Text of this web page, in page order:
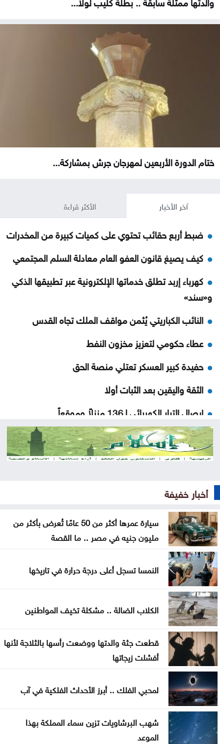
ختام الدورة الأربعين لمهرجان جرش بمشاركة...
آخر الأخبار الأكثر قراءة
ضبط أربع حقائب تحتوي على كميات كبيرة من المخدرات
كيف يصيغ قانون العفو العام معادلة السلم المجتمعي
كهرباء إربد تطلق خدماتها الإلكترونية عبر تطبيقها الذكي
و«سند»
النائب الكباريتي يُثمن مواقف الملك تجاه القدس
عطاء حكومي لتعزيز مخزون النفط
حفيدة كبير العسكر تعتلي منصة الحق
الثقة واليقين بعد الثبات أولا
إيصال التيار الكهربائي لـ136 منزلاً وموقعاً
الحكومة تؤكد حرصها على عدم تعطيل الحياة العامة
حملة أمنية في اليمن عقب اغتيال قائد عسكري
فلسطين النيابية تؤكد أهمية لقاء الملك واللجنة الوزارية
العربية
اللواء المعايطة يلتقي المفتش العام للشرطة الرواندية
بعد 8 أشهر من التأخير .. فيفا يصرف مستحقات منتخب
الأردن بكأس العرب
الذهب يلامس ذروة 7 أسابيع بفضل آمال إعادة فتح
هرمز
أخبار خفيفة
سيارة عمرها أكثر من 50 عامًا تُعرض بأكثر من
مليون جنيه في مصر .. ما القصة
النمسا تسجل أعلى درجة حرارة في تاريخها
الكلاب الضالة .. مشكلة تخيف المواطنين
قطعت جثة والدتها ووضعت رأسها بالثلاجة لأنها
أفشلت زيجاتها
لمحبي الفلك .. أبرز الأحداث الفلكية في آب
شهب البرشاويات تزين سماء المملكة بهذا
الموعد